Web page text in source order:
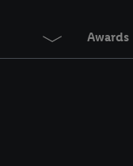
Awards
vergelijkbare
in te